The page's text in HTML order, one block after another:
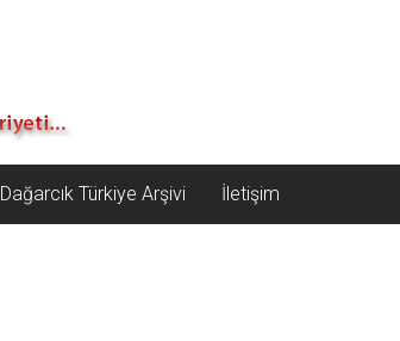
Dağarcık Türkiye Arşivi İletişim